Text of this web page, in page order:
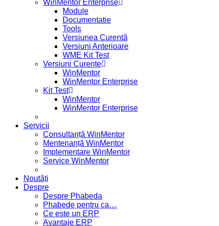
WinMentor Enterprise
Module
Documentatie
Tools
Versiunea Curentă
Versiuni Anterioare
WME Kit Test
Versiuni Curente
WinMentor
WinMentor Enterprise
Kit Test
WinMentor
WinMentor Enterprise
Servicii
Consultanță WinMentor
Mentenanță WinMentor
Implementare WinMentor
Service WinMentor
Noutăți
Despre
Despre Phabeda
Phabede pentru ca…
Ce este un ERP
Avantaje ERP